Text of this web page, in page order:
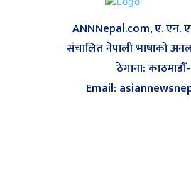
ANNNepal.com, ए. एन. एन.
संचालित नेपाली भाषाको
ठेगाना:
Email: